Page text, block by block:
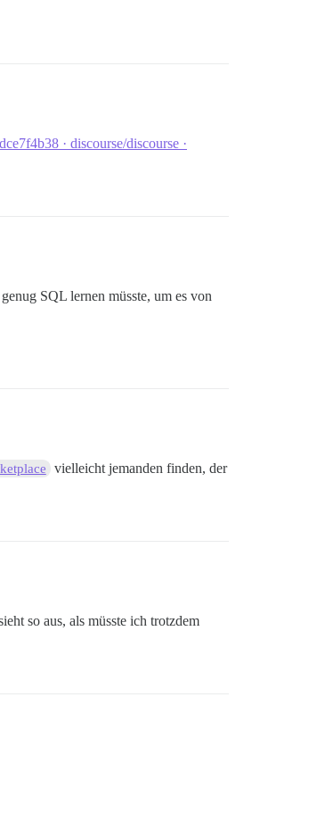
· discourse/discourse ·
SQL lernen müsste, um es von
vielleicht jemanden finden, der
so aus, als müsste ich trotzdem